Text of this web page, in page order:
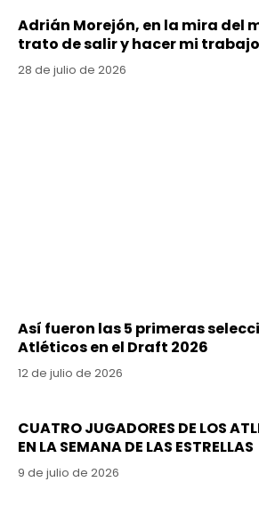
Adrián Morejón, en la mira del
trato de salir y hacer mi
28 de julio de 2026
Así fueron las 5 primeras
Atléticos en el Draft 2026
12 de julio de 2026
CUATRO JUGADORES DE LOS
EN LA SEMANA DE LAS ESTRELLAS
9 de julio de 2026